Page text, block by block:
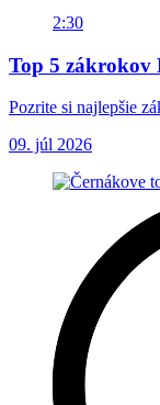
2:30
Top 5 zákrokov
Pozrite si najlepšie
09. júl 2026